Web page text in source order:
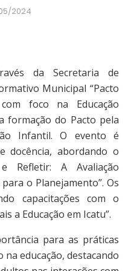
2024
da Secretaria de
Municipal “Pacto
foco na Educação
formação do Pacto pela
Infantil. O evento é
docência, abordando o
Refletir: A Avaliação
o Planejamento”. Os
capacitações com o
a Educação em Icatu”.
para as práticas
educação, destacando